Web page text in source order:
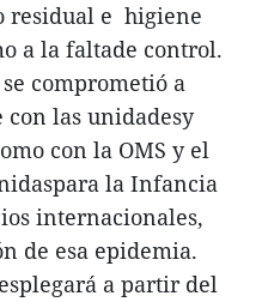
residual e higiene
a la faltade control.
comprometió a
las unidadesy
con la OMS y el
la Infancia
internacionales,
de esa epidemia.
a partir del